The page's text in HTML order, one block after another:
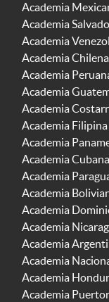
Academia
Academia
Academia
Academia
Academia
Academia
Academia
Academia Filipina
Academia
Academia
Academia
Academia
Academia
Academia
Academia
Academia
Academia
Academia